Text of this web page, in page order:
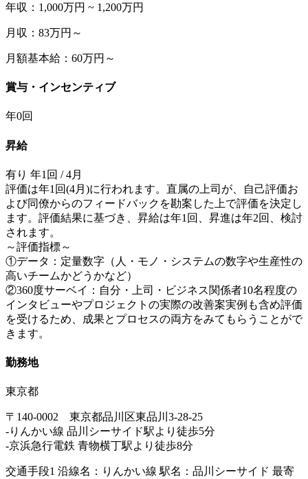
年収：1,000万円 ~ 1,200万円
月収：83万円～
月額基本給：60万円～
賞与・インセンティブ
年0回
昇給
有り 年1回 / 4月
評価は年1回(4月)に行われます。直属の上司が、自己評価お
よび同僚からのフィードバックを勘案した上で評価を決定し
ます。評価結果に基づき、昇給は年1回、昇進は年2回、検討
されます。
～評価指標～
①データ：定量数字（人・モノ・システムの数字や生産性の
高いチームかどうかなど）
②360度サーベイ：自分・上司・ビジネス関係者10名程度の
インタビューやプロジェクトの実際の改善案実例も含め評価
を受けるため、成果とプロセスの両方をみてもらうことがで
きます。
勤務地
東京都
〒140-0002 東京都品川区東品川3-28-25
-りんかい線 品川シーサイド駅より徒歩5分
-京浜急行電鉄 青物横丁駅より徒歩8分
交通手段1 沿線名：りんかい線 駅名：品川シーサイド 最寄